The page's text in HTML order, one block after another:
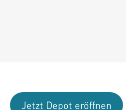
Jetzt Depot eröffnen